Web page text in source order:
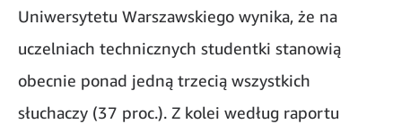
Uniwersytetu Warszawskiego wynika, że na
uczelniach technicznych studentki stanowią
obecnie ponad jedną trzecią wszystkich
słuchaczy (37 proc.). Z kolei według raportu